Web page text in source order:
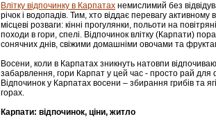
Влітку відпочинку в Карпатах немислимий без
річок і водопадів. Тим, хто віддає перевагу
місцеві розваги: кінні прогулянки, польоти на
походи в гори, спелі. Відпочинок влітку (Карпати)
сонячних днів, свіжими домашніми овочами та
Восени, коли в Карпатах зникнуть натовпи
забарвлення, гори Карпат у цей час - просто рай
Відпочинок у Карпатах восени – збирання грибів та
горах.
Карпати: відпочинок, ціни, житло